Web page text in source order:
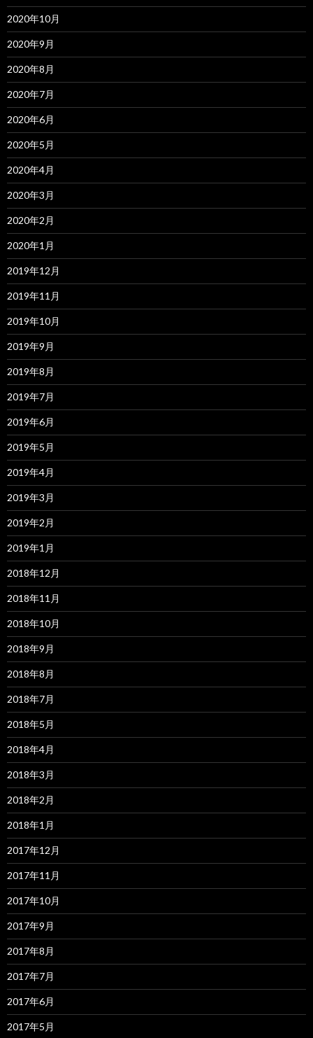
2020年10月
2020年9月
2020年8月
2020年7月
2020年6月
2020年5月
2020年4月
2020年3月
2020年2月
2020年1月
2019年12月
2019年11月
2019年10月
2019年9月
2019年8月
2019年7月
2019年6月
2019年5月
2019年4月
2019年3月
2019年2月
2019年1月
2018年12月
2018年11月
2018年10月
2018年9月
2018年8月
2018年7月
2018年5月
2018年4月
2018年3月
2018年2月
2018年1月
2017年12月
2017年11月
2017年10月
2017年9月
2017年8月
2017年7月
2017年6月
2017年5月